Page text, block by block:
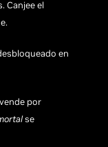
Canjee el
en
por
se